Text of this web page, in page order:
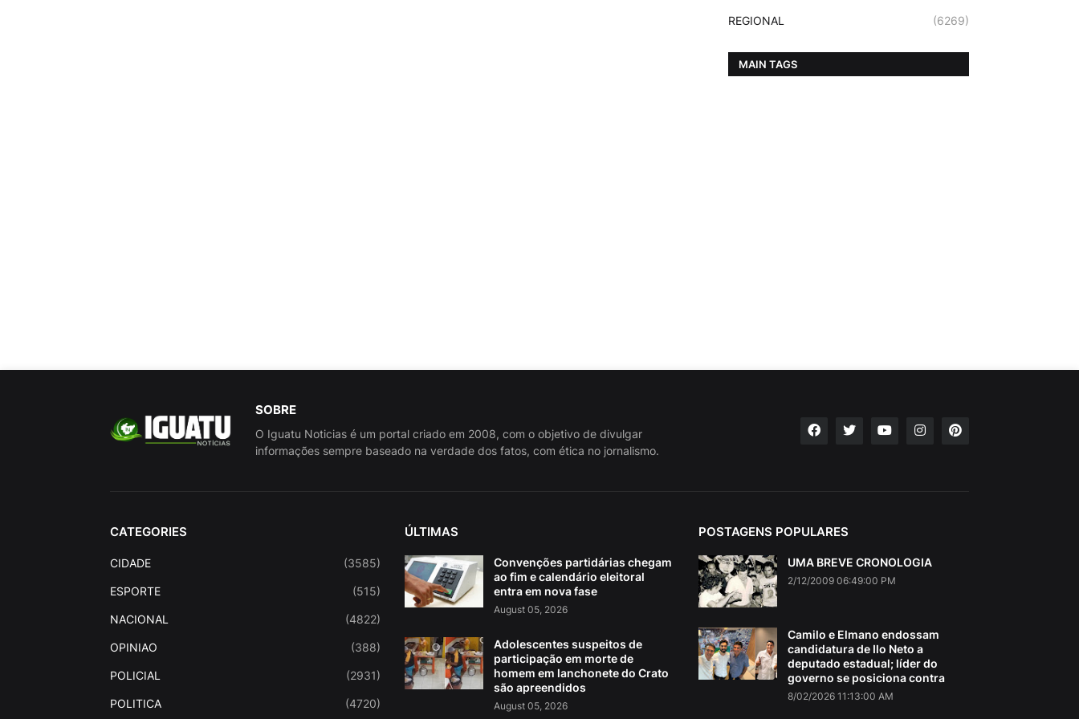
REGIONAL (6269)
MAIN TAGS
SOBRE
O Iguatu Noticias é um portal criado em 2008, com o objetivo de divulgar
informações sempre baseado na verdade dos fatos, com ética no jornalismo.
CATEGORIES
CIDADE (3585)
ESPORTE (515)
NACIONAL (4822)
OPINIAO (388)
POLICIAL (2931)
POLITICA (4720)
ÚLTIMAS
Convenções partidárias chegam
ao fim e calendário eleitoral
entra em nova fase
August 05, 2026
Adolescentes suspeitos de
participação em morte de
homem em lanchonete do Crato
são apreendidos
August 05, 2026
POSTAGENS POPULARES
UMA BREVE CRONOLOGIA
2/12/2009 06:49:00 PM
Camilo e Elmano endossam
candidatura de Ilo Neto a
deputado estadual; líder do
governo se posiciona contra
8/02/2026 11:13:00 AM